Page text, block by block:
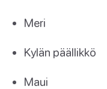
Meri
Kylän päällikkö
Maui